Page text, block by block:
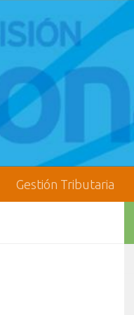
Gestión Tributaria